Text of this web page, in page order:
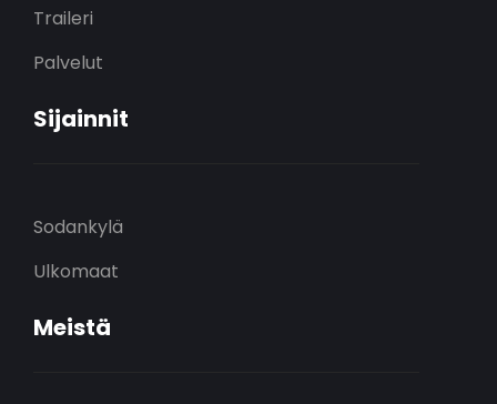
Traileri
Palvelut
Sijainnit
Sodankylä
Ulkomaat
Meistä